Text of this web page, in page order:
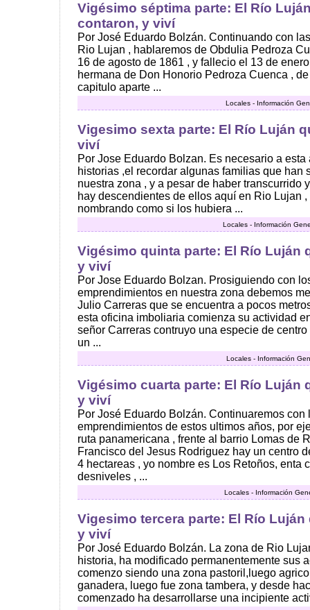
Vigésimo séptima parte: El Río
contaron, y viví
Por José Eduardo Bolzán. Continuando con
Rio Lujan , hablaremos de Obdulia Pedroza
16 de agosto de 1861 , y fallecio el 13 de
hermana de Don Honorio Pedroza Cuenca ,
capitulo aparte ...
Locales - Información
Vigesimo sexta parte: El Río Luján
viví
Por Jose Eduardo Bolzan. Es necesario a esta
historias ,el recordar algunas familias que han
nuestra zona , y a pesar de haber transcurrido
hay descendientes de ellos aquí en Rio Lujan
nombrando como si los hubiera ...
Locales - Información
Vigésimo quinta parte: El Río Luján
y viví
Por Jose Eduardo Bolzan. Prosiguiendo con
emprendimientos en nuestra zona debemos
Julio Carreras que se encuentra a pocos
esta oficina imboliaria comienza su actividad
señor Carreras contruyo una especie de
un ...
Locales - Información
Vigésimo cuarta parte: El Río Luján
y viví
Por José Eduardo Bolzán. Continuaremos con
emprendimientos de estos ultimos años, por
ruta panamericana , frente al barrio Lomas de
Francisco del Jesus Rodriguez hay un centro
4 hectareas , yo nombre es Los Retoños, enta
desniveles , ...
Locales - Información
Vigesimo tercera parte: El Río
y viví
Por José Eduardo Bolzán. La zona de Rio
historia, ha modificado permanentemente sus
comenzo siendo una zona pastoril,luego
ganadera, luego fue zona tambera, y desde
comenzado ha desarrollarse una incipiente